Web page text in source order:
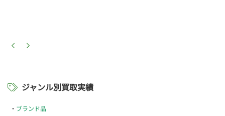
ジャンル別買取実績
ブランド品